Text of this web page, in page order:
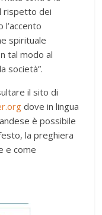
rispetto dei
spirituale
tal modo al
società”.
il sito di
dove in lingua
è possibile
la preghiera
e come